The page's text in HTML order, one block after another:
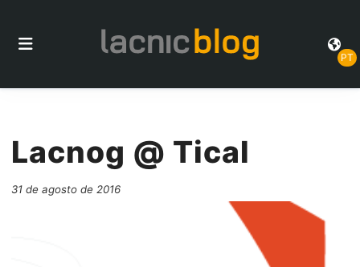
PT
Lacnog @ Tical
31 de agosto de 2016